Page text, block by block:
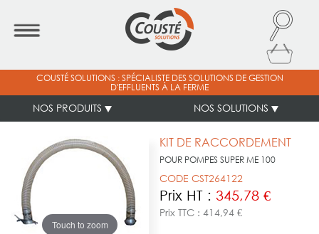
COUSTÉ SOLUTIONS : SPÉCIALISTE DES SOLUTIONS DE GESTION
D'EFFLUENTS À LA FERME
NOS PRODUITS NOS SOLUTIONS
Touch to zoom
KIT DE RACCORDEMENT
POUR POMPES SUPER ME 100
CODE CST264122
Prix HT : 345,78 €
Prix TTC : 414,94 €